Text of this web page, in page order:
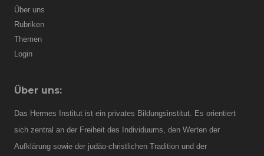
Über uns
Rubriken
Themen
Login
Über uns:
Das Hermes Institut ist ein privates Bildungsinstitut. Es orientiert
sich zentral an der Freiheit des Individuums, den Werten der
Aufklärung sowie der judäo-christlichen Tradition und der